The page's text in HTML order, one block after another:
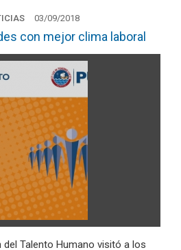
03/09/2018
con mejor clima laboral
del Talento Humano visitó a los